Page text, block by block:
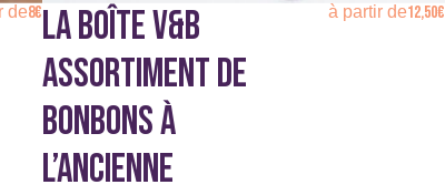
de8€LA BOÎTE V&B
ASSORTIMENT DE
BONBONS À
L’ANCIENNE
à partir de12,50€